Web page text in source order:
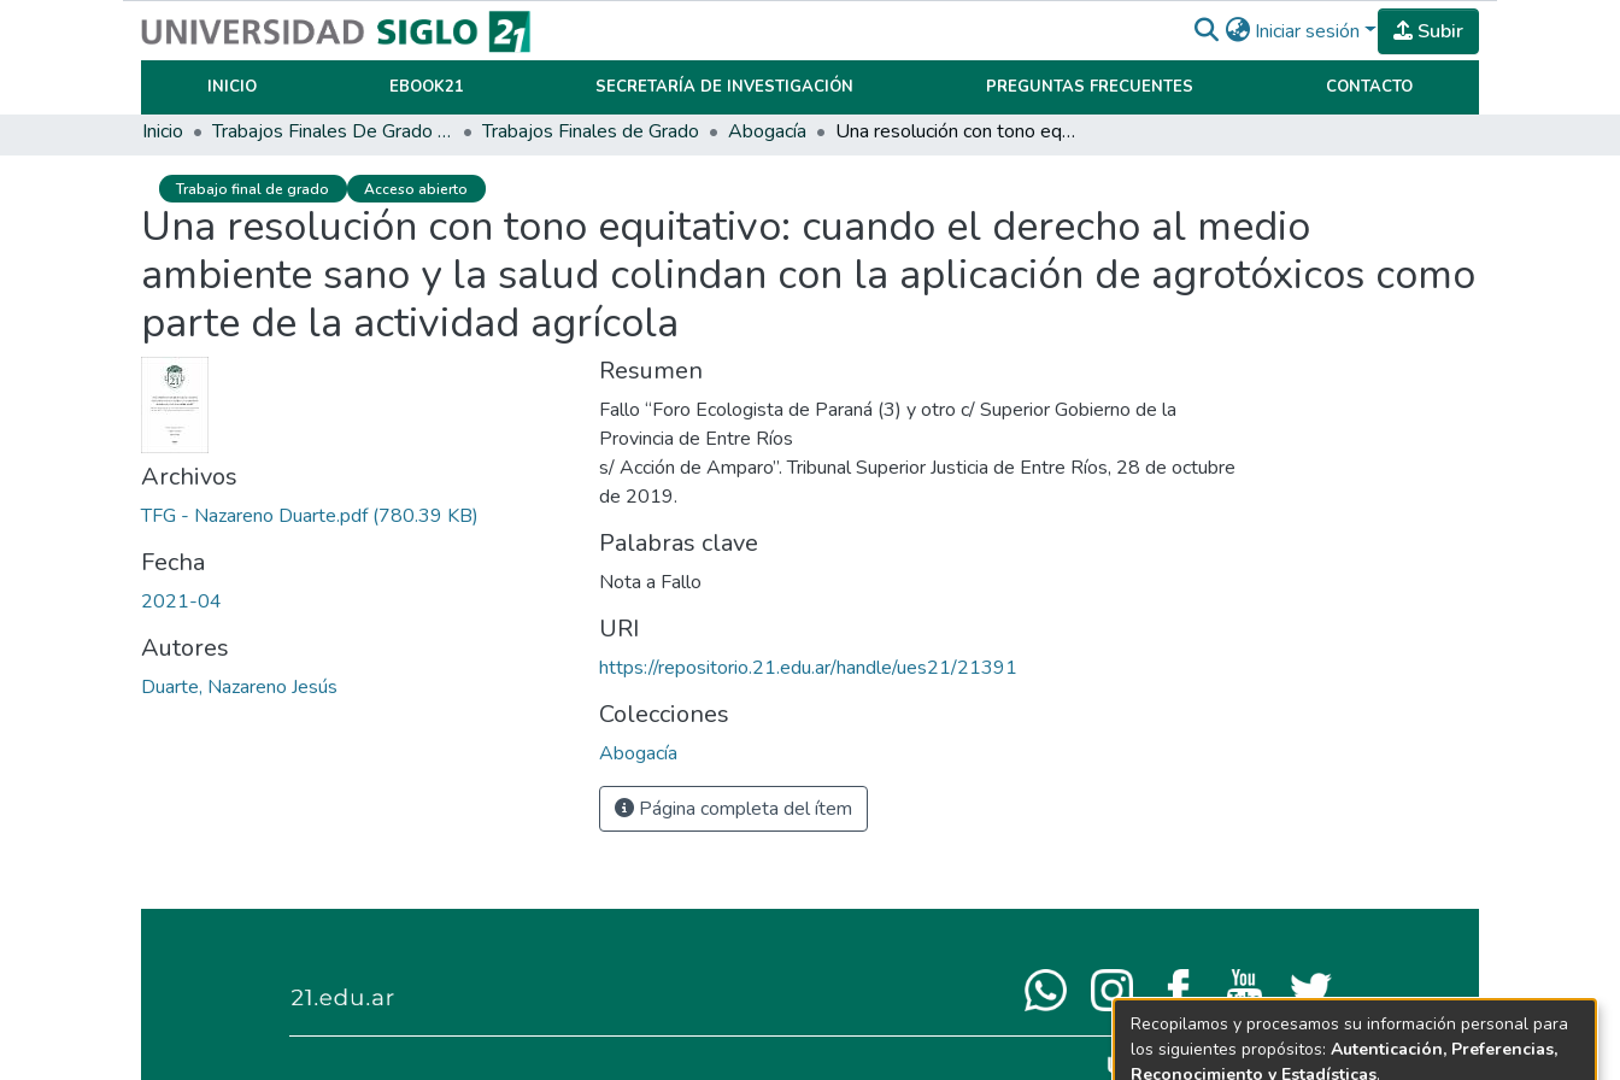
Iniciar sesión Subir
INICIO EBOOK21 SECRETARÍA DE INVESTIGACIÓN PREGUNTAS FRECUENTES CONTACTO
Inicio Trabajos Finales De Grado Y Posgrado Trabajos Finales de Grado Abogacía Una resolución con tono equitativo: cuando el derecho al medio ambiente sano y la salud colindan con la aplicación de agrotóxicos como parte de la actividad agrícola
Trabajo final de grado Acceso abierto
Una resolución con tono equitativo: cuando el derecho al medio
ambiente sano y la salud colindan con la aplicación de agrotóxicos como
parte de la actividad agrícola
Archivos
TFG - Nazareno Duarte.pdf(780.39 KB)
Fecha
2021-04
Autores
Duarte, Nazareno Jesús
Resumen
Fallo “Foro Ecologista de Paraná (3) y otro c/ Superior Gobierno de la
Provincia de Entre Ríos
s/ Acción de Amparo”. Tribunal Superior Justicia de Entre Ríos, 28 de octubre
de 2019.
Palabras clave
Nota a Fallo
URI
https://repositorio.21.edu.ar/handle/ues21/21391
Colecciones
Abogacía
Página completa del ítem
Recopilamos y procesamos su información personal para
los siguientes propósitos: Autenticación, Preferencias,
Reconocimiento y Estadísticas.